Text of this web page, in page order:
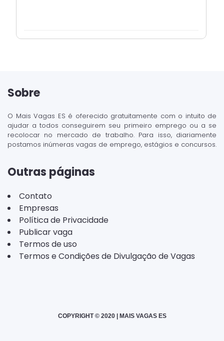
Sobre
O Mais Vagas ES é oferecido gratuitamente com o intuito de
ajudar a todos conseguirem seu primeiro emprego ou a se
recolocar no mercado de trabalho. Para isso, diariamente
postamos inúmeras vagas de emprego, estágios e concursos.
Outras páginas
Contato
Empresas
Política de Privacidade
Publicar vaga
Termos de uso
Termos e Condições de Divulgação de Vagas
COPYRIGHT © 2020 | MAIS VAGAS ES